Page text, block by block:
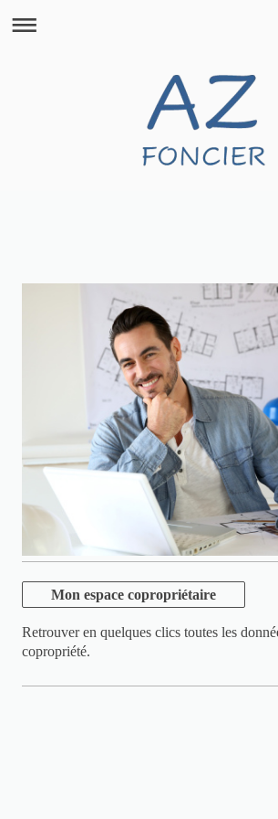
Mon espace copropriétaire
Retrouver en quelques clics toutes les
copropriété.